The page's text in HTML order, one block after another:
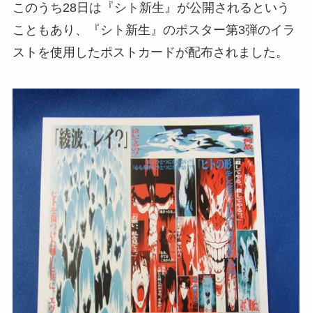
このうち28日は『シト新生』が公開されるという
こともあり、『シト新生』のポスター第3弾のイラ
ストを使用したポストカードが配布されました。